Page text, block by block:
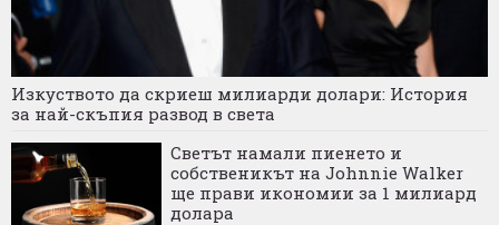
Изкуството да скриеш милиарди долари: История
за най-скъпия развод в света
Светът намали пиенето и
собственикът на Johnnie Walker
ще прави икономии за 1 милиард
долара